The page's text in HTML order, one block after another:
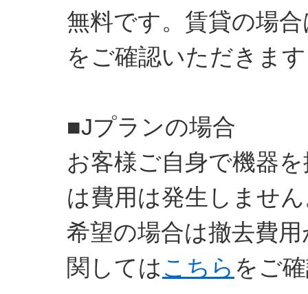
無料です。賃貸の場
をご確認いただきま
■Jプランの場合
お客様ご自身で機器
は費用は発生しませ
希望の場合は撤去費
関しては こちら をご